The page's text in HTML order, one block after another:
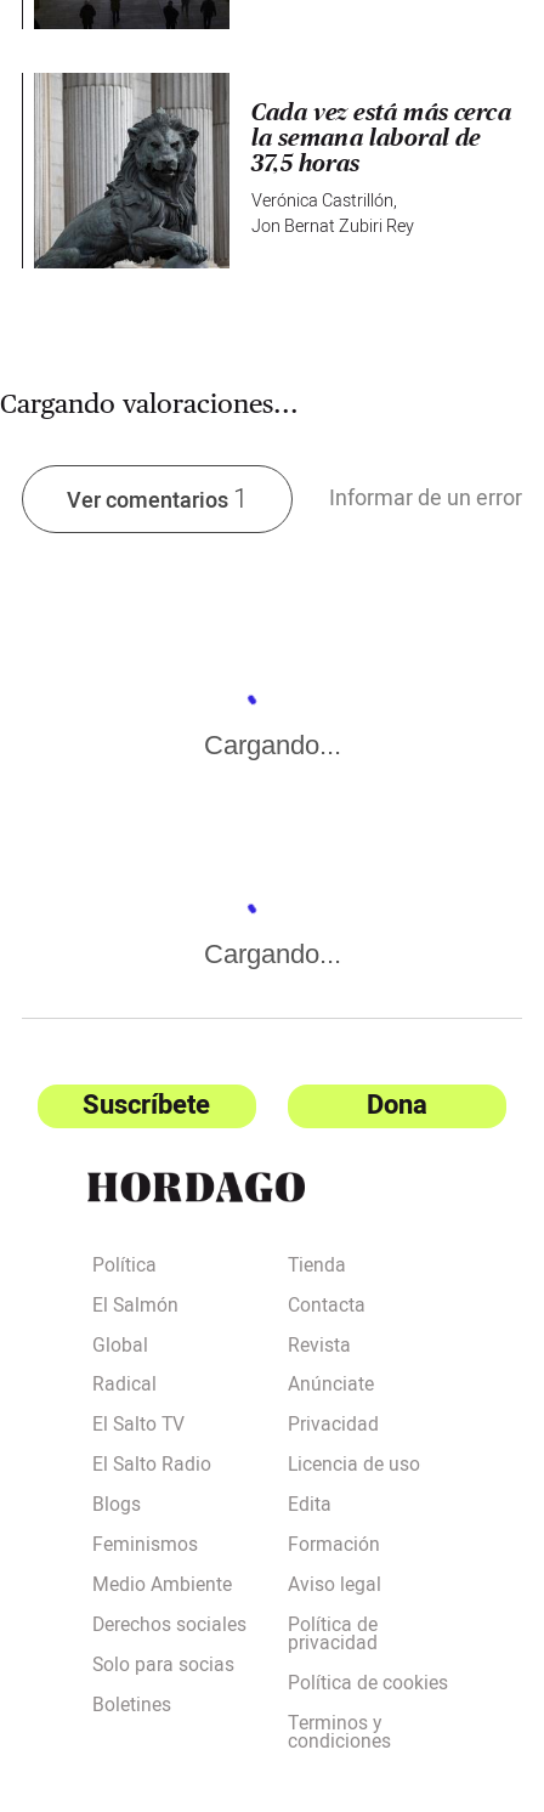
Cada vez está más cerca
la semana laboral de
37,5 horas
Verónica Castrillón,
Jon Bernat Zubiri Rey
Cargando valoraciones...
Ver comentarios 1 Informar de un error
Cargando...
Cargando...
Suscríbete Dona
Política
El Salmón
Global
Radical
El Salto TV
El Salto Radio
Blogs
Feminismos
Medio Ambiente
Derechos sociales
Solo para socias
Boletines
Tienda
Contacta
Revista
Anúnciate
Privacidad
Licencia de uso
Edita
Formación
Aviso legal
Política de
privacidad
Política de cookies
Terminos y
condiciones